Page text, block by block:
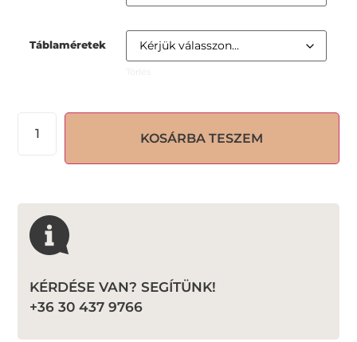
Táblaméretek
KOSÁRBA TESZEM
KÉRDÉSE VAN? SEGÍTÜNK!
+36 30 437 9766